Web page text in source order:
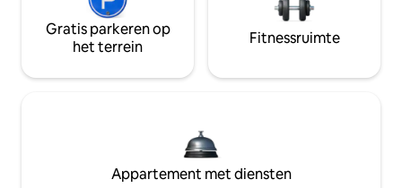
Gratis parkeren op
het terrein
Fitnessruimte
Appartement met diensten